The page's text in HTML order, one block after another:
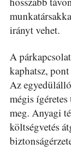
irányt vehet.
A
kaphatsz,
Az egyedülálló
mégis
meg. Anyagi
költségvetés